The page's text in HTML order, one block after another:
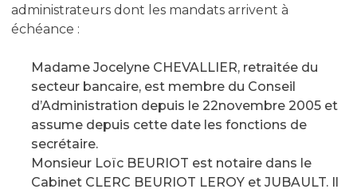
administrateurs dont les mandats arrivent à
échéance :
Madame Jocelyne CHEVALLIER, retraitée du
secteur bancaire, est membre du Conseil
d’Administration depuis le 22novembre 2005 et
assume depuis cette date les fonctions de
secrétaire.
Monsieur Loïc BEURIOT est notaire dans le
Cabinet CLERC BEURIOT LEROY et JUBAULT. Il